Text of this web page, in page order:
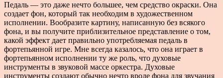
Педаль — это даже нечто большее, чем средство окраски. Она
создает фон, который так необходим в художественном
исполнении. Вообразите картину, написанную без всякого
фона, и вы получите приблизительное представление о том,
какой эффект дает правильно употребляемая педаль в
фортепьянной игре. Мне всегда казалось, что она играет в
фортепьянном исполнении ту же роль, что духовые
инструменты в звуковой массе оркестра. Духовые
инструменты создают обычно нечто вроде фона для звучания